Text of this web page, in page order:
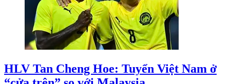
HLV Tan Cheng Hoe: Tuyển Việt Nam ở